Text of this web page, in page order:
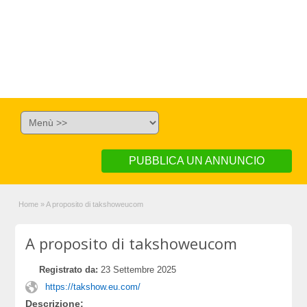
PUBBLICA UN ANNUNCIO
Home » A proposito di takshoweucom
A proposito di takshoweucom
Registrato da: 23 Settembre 2025
https://takshow.eu.com/
Descrizione: